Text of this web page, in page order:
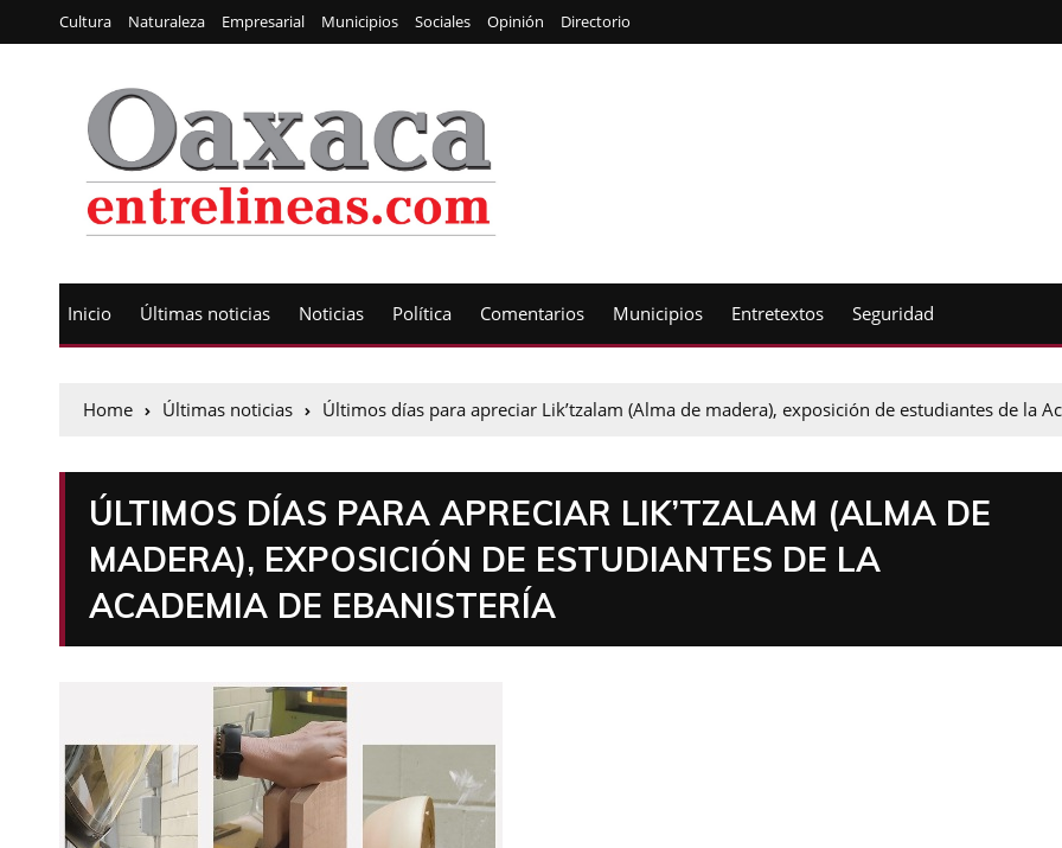
Cultura Naturaleza Empresarial Municipios Sociales Opinión Directorio
Inicio Últimas noticias Noticias Política Comentarios Municipios Entretextos Seguridad
Home Últimas noticias Últimos días para apreciar Lik’tzalam (Alma de madera), exposición de estudiantes de la
ÚLTIMOS DÍAS PARA APRECIAR LIK’TZALAM (ALMA DE
MADERA), EXPOSICIÓN DE ESTUDIANTES DE LA
ACADEMIA DE EBANISTERÍA